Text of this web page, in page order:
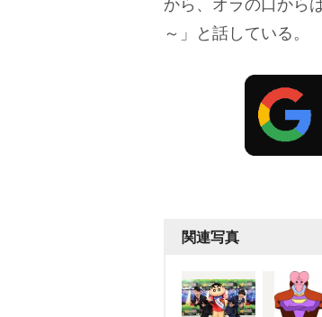
から、オラの口から
～」と話している。
関連写真